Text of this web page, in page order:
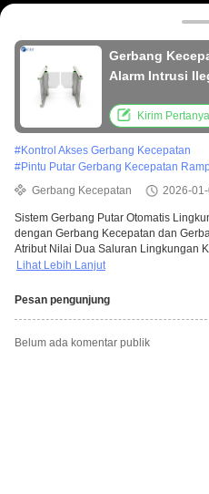
Gerbang
Alarm Intrusi
Kirim
#Kontrol Akses Gerbang Kecepatan
#Pintu Putar Gerbang Kecepatan
Gerbang Kecepatan
2026-
Sistem Gerbang Putar Otomatis
dengan Gerbang Kecepatan dan
Atribut Nilai Dua Saluran Lingkungan
Lihat Lebih Lanjut
Pesan pengunjung
Belum ada komentar publik